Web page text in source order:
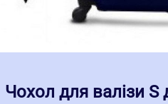
Чохол для валізи S